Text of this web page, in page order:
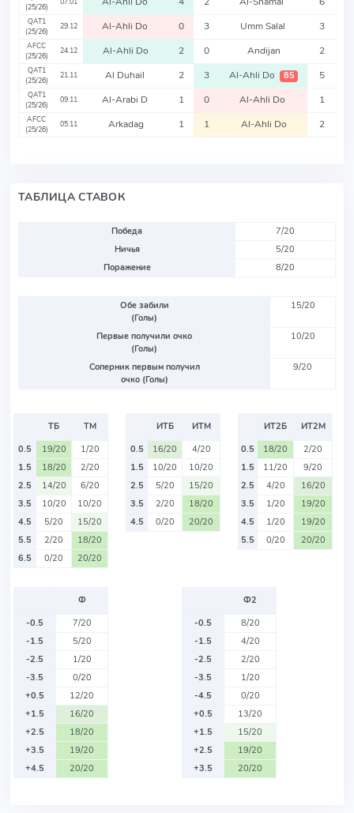
(25/26)
QAT1
(25/26)
29.12 Al-Ahli Do 0 3 Umm Salal 3
AFCC
(25/26)
24.12 Al-Ahli Do 2 0 Andijan 2
QAT1
(25/26)
21.11 Al Duhail 2 3 Al-Ahli Do 85 5
QAT1
(25/26)
09.11 Al-Arabi D 1 0 Al-Ahli Do 1
AFCC
(25/26)
05.11 Arkadag 1 1 Al-Ahli Do 2
ТАБЛИЦА СТАВОК
Победа
7/20
Ничья
5/20
Поражение
8/20
Обе забили
(Голы)
15/20
Первые получили очко
(Голы)
10/20
Соперник первым получил
очко (Голы)
9/20
ТБ
ТМ
0.5
19/20
1/20
1.5
18/20
2/20
2.5
14/20
6/20
3.5
10/20
10/20
4.5
5/20
15/20
5.5
2/20
18/20
6.5
0/20 20/20
ИТБ
ИТМ
0.5
16/20
4/20
1.5
10/20
10/20
2.5
5/20
15/20
3.5
2/20
18/20
4.5
0/20 20/20
ИТ2Б
ИТ2М
0.5
18/20
2/20
1.5
11/20
9/20
2.5
4/20
16/20
3.5
1/20
19/20
4.5
1/20
19/20
5.5
0/20 20/20
Ф
-0.5
7/20
-1.5
5/20
-2.5
1/20
-3.5
0/20
+0.5
12/20
+1.5
16/20
+2.5
18/20
+3.5
19/20
+4.5
20/20
Ф2
-0.5
8/20
-1.5
4/20
-2.5
2/20
-3.5
1/20
-4.5
0/20
+0.5
13/20
+1.5
15/20
+2.5
19/20
+3.5
20/20